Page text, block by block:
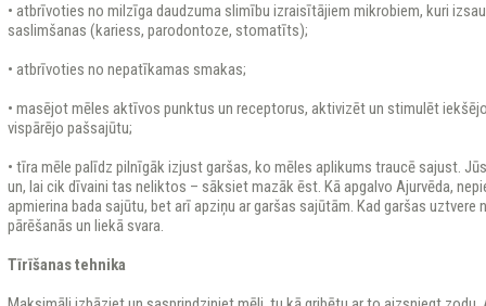
• atbrīvoties no milzīga daudzuma slimību izraisītājiem mikrobiem, kuri
saslimšanas (kariess, parodontoze, stomatīts);
• atbrīvoties no nepatīkamas smakas;
• masējot mēles aktīvos punktus un receptorus, aktivizēt un stimulēt
vispārējo pašsajūtu;
• tīra mēle palīdz pilnīgāk izjust garšas, ko mēles aplikums traucē sajust.
un, lai cik dīvaini tas neliktos – sāksiet mazāk ēst. Kā apgalvo Ajurvēda,
apmierina bada sajūtu, bet arī apziņu ar garšas sajūtām. Kad garšas uztvere
pārēšanās un liekā svara.
Tīrīšanas tehnika